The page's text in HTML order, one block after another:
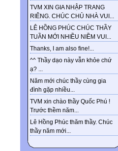
TVM XIN GIA NHẬP TRANG
RIÊNG. CHÚC CHỦ NHÀ VUI...
LÊ HỒNG PHÚC CHÚC THẦY
TUẦN MỚI NHIỀU NIỀM VUI...
Thanks, I am also fine!...
^^ Thầy dạo này vẫn khỏe chứ
ạ? ...
Năm mới chúc thầy cùng gia
đình gặp nhiều...
TVM xin chào thầy Quốc Phú !
Trước thềm năm...
Lê Hồng Phúc thăm thầy. Chúc
thầy năm mới...